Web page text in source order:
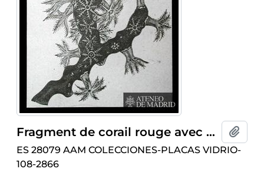
Fragment de corail rouge avec polypes épanouis
ES 28079 AAM COLECCIONES-PLACAS VIDRIO-
108-2866